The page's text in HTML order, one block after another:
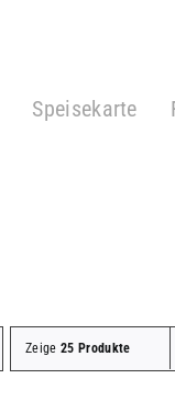
Speisekarte
Zeige 25 Produkte